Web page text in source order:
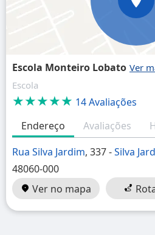
Escola Monteiro Lobato
Escola
★★★★★ 14 Avaliações
Endereço
Avaliações
Rua Silva Jardim, 337 -Silva
48060-000
Ver no mapa